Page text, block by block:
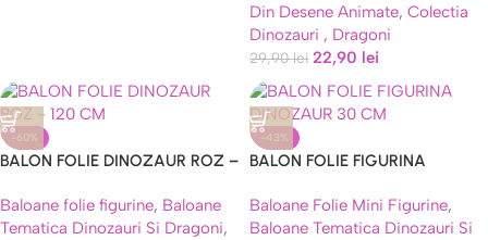
Din Desene Animate, Colectia
Dinozauri , Dragoni
29,90lei 22,90 lei
-60%
BALON FOLIE DINOZAUR ROZ –
Baloane folie figurine, Baloane
Tematica Dinozauri Si Dragoni,
-43%
BALON FOLIE FIGURINA
Baloane Folie Mini Figurine,
Baloane Tematica Dinozauri Si